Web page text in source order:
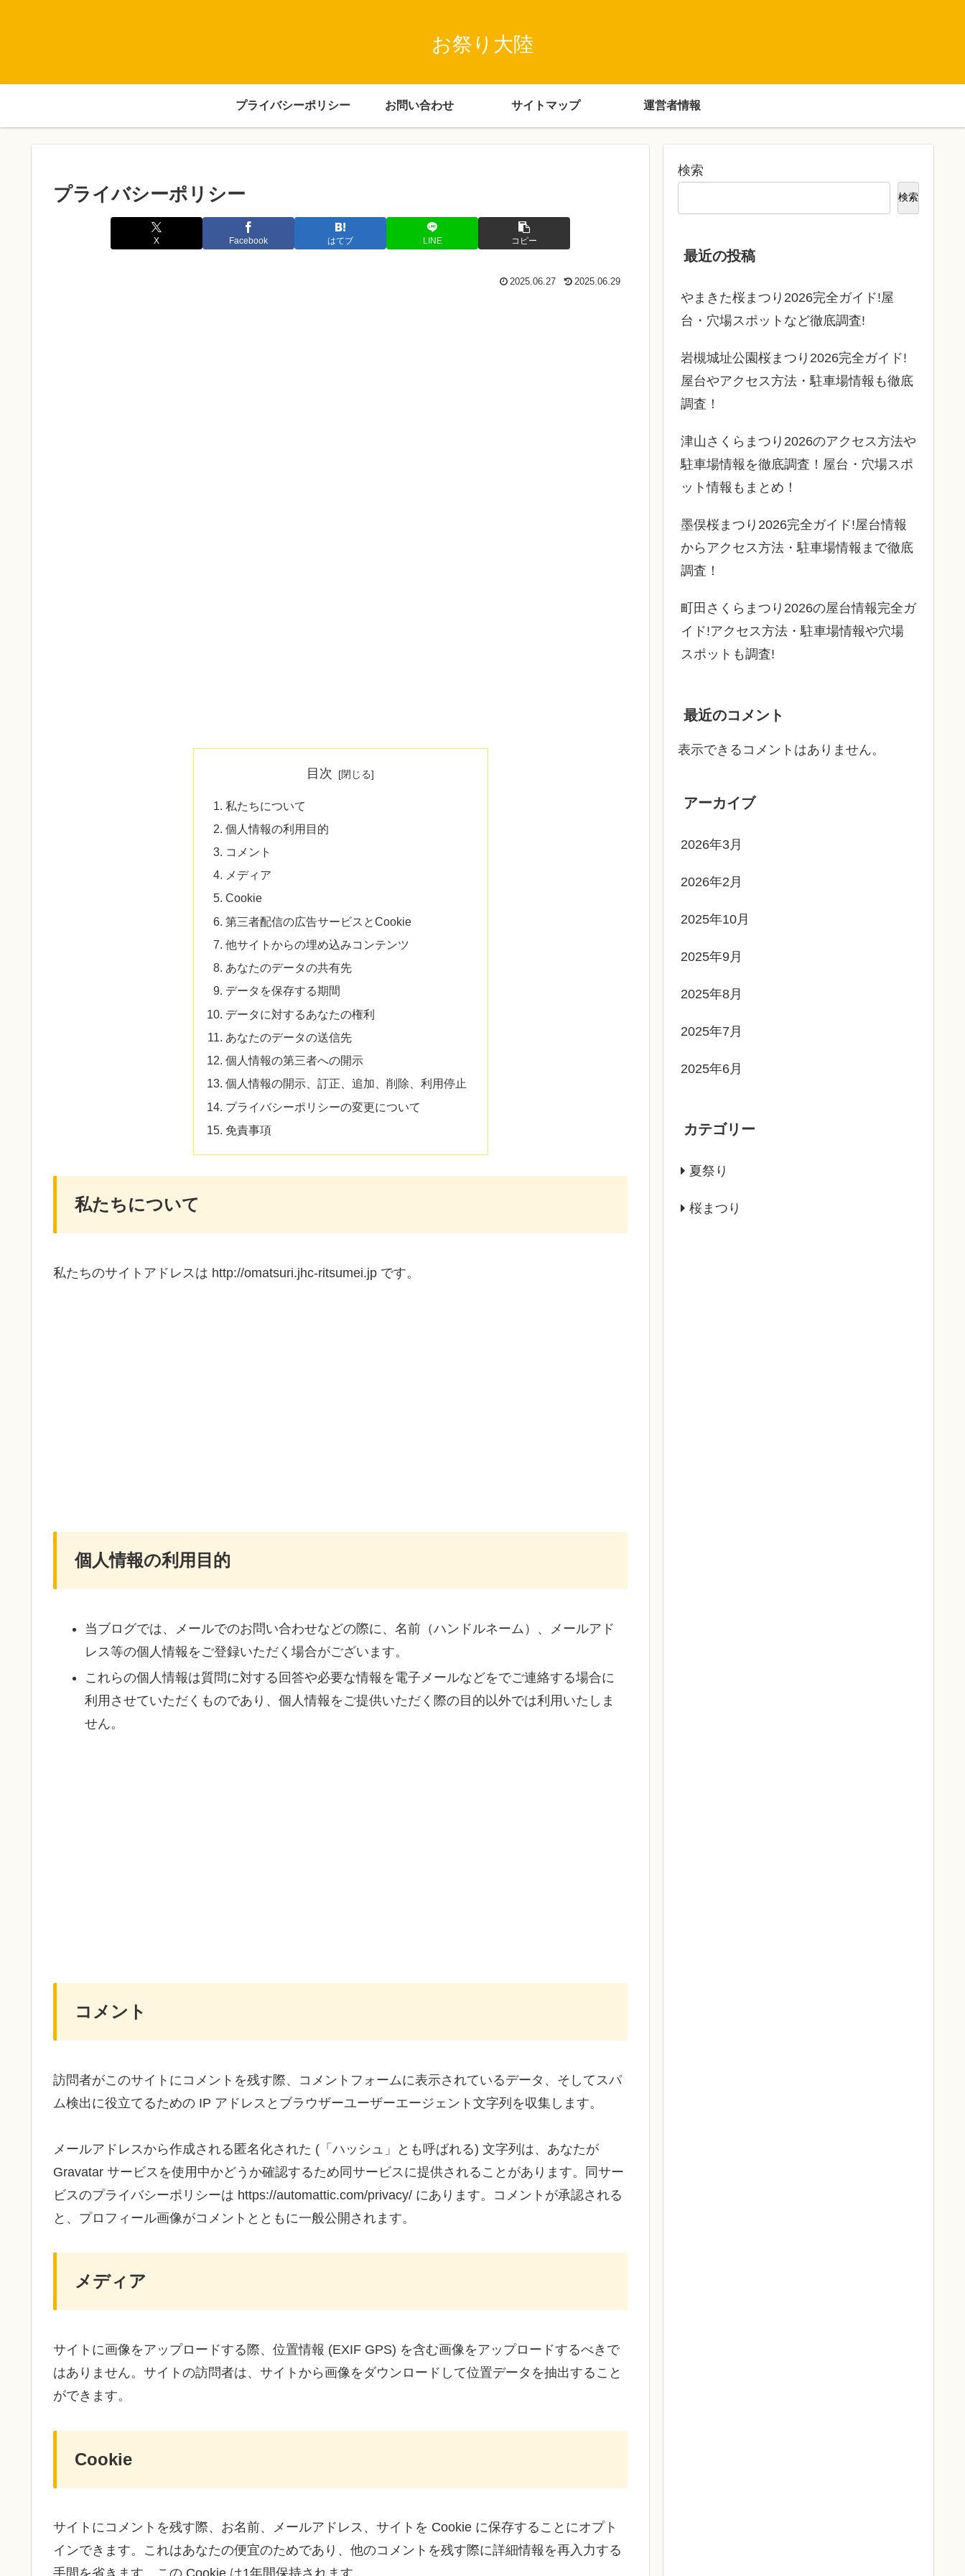
お祭り大陸
プライバシーポリシー お問い合わせ サイトマップ 運営者情報
プライバシーポリシー
X Facebook はてブ LINE コピー
2025.06.27 2025.06.29
目次
私たちについて
個人情報の利用目的
コメント
メディア
Cookie
第三者配信の広告サービスとCookie
他サイトからの埋め込みコンテンツ
あなたのデータの共有先
データを保存する期間
データに対するあなたの権利
あなたのデータの送信先
個人情報の第三者への開示
個人情報の開示、訂正、追加、削除、利用停止
プライバシーポリシーの変更について
免責事項
私たちについて
私たちのサイトアドレスは http://omatsuri.jhc-ritsumei.jp です。
個人情報の利用目的
当ブログでは、メールでのお問い合わせなどの際に、名前（ハンドルネーム）、メールアド
レス等の個人情報をご登録いただく場合がございます。
これらの個人情報は質問に対する回答や必要な情報を電子メールなどをでご連絡する場合に
利用させていただくものであり、個人情報をご提供いただく際の目的以外では利用いたしま
せん。
コメント
訪問者がこのサイトにコメントを残す際、コメントフォームに表示されているデータ、そしてスパ
ム検出に役立てるための IP アドレスとブラウザーユーザーエージェント文字列を収集します。
メールアドレスから作成される匿名化された (「ハッシュ」とも呼ばれる) 文字列は、あなたが
Gravatar サービスを使用中かどうか確認するため同サービスに提供されることがあります。同サー
ビスのプライバシーポリシーは https://automattic.com/privacy/ にあります。コメントが承認される
と、プロフィール画像がコメントとともに一般公開されます。
メディア
サイトに画像をアップロードする際、位置情報 (EXIF GPS) を含む画像をアップロードするべきで
はありません。サイトの訪問者は、サイトから画像をダウンロードして位置データを抽出すること
ができます。
Cookie
サイトにコメントを残す際、お名前、メールアドレス、サイトを Cookie に保存することにオプト
インできます。これはあなたの便宜のためであり、他のコメントを残す際に詳細情報を再入力する
検索
検索
最近の投稿
やまきた桜まつり2026完全ガイド!屋
台・穴場スポットなど徹底調査!
岩槻城址公園桜まつり2026完全ガイド!
屋台やアクセス方法・駐車場情報も徹底
調査！
津山さくらまつり2026のアクセス方法や
駐車場情報を徹底調査！屋台・穴場スポ
ット情報もまとめ！
墨俣桜まつり2026完全ガイド!屋台情報
からアクセス方法・駐車場情報まで徹底
調査！
町田さくらまつり2026の屋台情報完全ガ
イド!アクセス方法・駐車場情報や穴場
スポットも調査!
最近のコメント
表示できるコメントはありません。
アーカイブ
2026年3月
2026年2月
2025年10月
2025年9月
2025年8月
2025年7月
2025年6月
カテゴリー
夏祭り
桜まつり